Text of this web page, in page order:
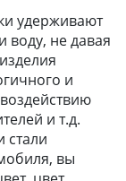
удерживают
воду, не давая
и
и т.д.
стали
вы